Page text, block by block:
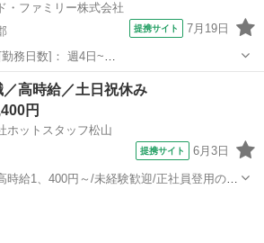
・ファミリー株式会社
提携サイト 7月19日
09:30~14:00 [勤務地・最寄
務エリア選択可 ワールド・フ...
業
／高時給／土日祝休み
円
ホットスタッフ松山
提携サイト 6月3日
時給1、400円～/未経験歓迎/正社員登用のチ